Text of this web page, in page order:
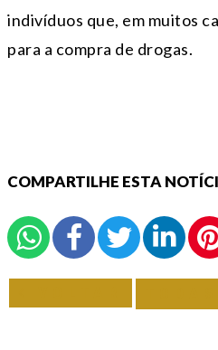
indivíduos que, em muitos
para a compra de drogas.
COMPARTILHE ESTA